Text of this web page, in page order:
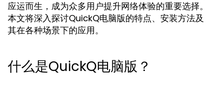
应运而生，成为众多用户提升网络体验的重要选择。
本文将深入探讨QuickQ电脑版的特点、安装方法及
其在各种场景下的应用。
什么是QuickQ电脑版？